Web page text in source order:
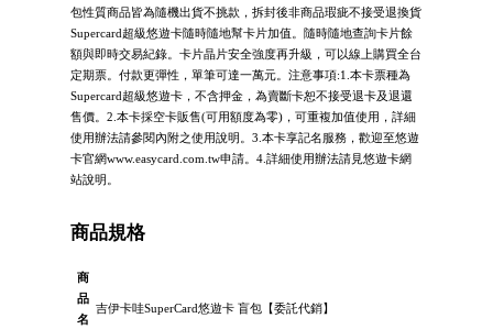
包性質商品皆為隨機出貨不挑款，拆封後非商品瑕疵不接受退換貨
Supercard超級悠遊卡隨時隨地幫卡片加值。隨時隨地查詢卡片餘
額與即時交易紀錄。卡片晶片安全強度再升級，可以線上購買全台
定期票。付款更彈性，單筆可達一萬元。注意事項:1.本卡票種為
Supercard超級悠遊卡，不含押金，為賣斷卡恕不接受退卡及退還
售價。2.本卡採空卡販售(可用額度為零)，可重複加值使用，詳細
使用辦法請參閱內附之使用說明。3.本卡享記名服務，歡迎至悠遊
卡官網www.easycard.com.tw申請。4.詳細使用辦法請見悠遊卡網
站說明。
商品規格
商
品
名
吉伊卡哇SuperCard悠遊卡 盲包【委託代銷】